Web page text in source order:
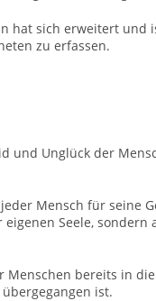
hat sich erweitert und
zu erfassen.
und Unglück der
Mensch für seine
Seele, sondern
Menschen bereits in
ist.